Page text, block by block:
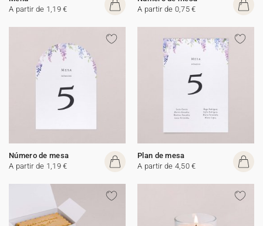
A partir de 1,19 €
A partir de 0,75 €
Número de mesa
A partir de 1,19 €
Plan de mesa
A partir de 4,50 €